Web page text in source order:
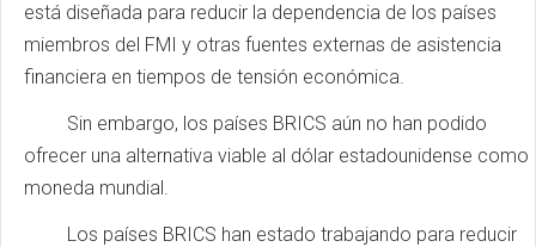
está diseñada para reducir la dependencia de los países
miembros del FMI y otras fuentes externas de asistencia
financiera en tiempos de tensión económica.
Sin embargo, los países BRICS aún no han podido
ofrecer una alternativa viable al dólar estadounidense como
moneda mundial.
Los países BRICS han estado trabajando para reducir